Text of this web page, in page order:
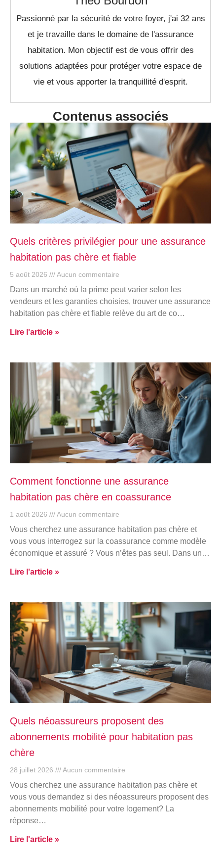
Passionné par la sécurité de votre foyer, j'ai 32 ans
et je travaille dans le domaine de l'assurance
habitation. Mon objectif est de vous offrir des
solutions adaptées pour protéger votre espace de
vie et vous apporter la tranquillité d'esprit.
Contenus associés
Quels critères privilégier pour une assurance
habitation pas chère et fiable
5 août 2026 Aucun commentaire
Dans un marché où la prime peut varier selon les
vendeurs et les garanties choisies, trouver une assurance
habitation pas chère et fiable relève du art de co…
Lire l'article »
Comment fonctionne une assurance
habitation pas chère en coassurance
1 août 2026 Aucun commentaire
Vous cherchez une assurance habitation pas chère et
vous vous interrogez sur la coassurance comme modèle
économique et assuré ? Vous n’êtes pas seul. Dans un…
Lire l'article »
Quels néoassureurs proposent des
abonnements mobilité pour habitation pas
chère
28 juillet 2026 Aucun commentaire
Vous cherchez une assurance habitation pas chère et
vous vous demandez si des néoassureurs proposent des
abonnements mobilité pour votre logement? La
réponse…
Lire l'article »